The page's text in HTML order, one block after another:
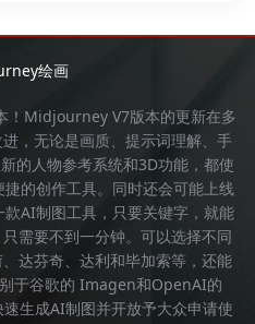
绘画
Midjourney V7版本的更新在多
，无论是画质、提示词理解、手
的人物参考系统和3D功能，都使
的创作工具。同时还会可能上线
款AI制图工具，只要关键字，就能
需要不到一分钟。可以选择不同
达芬奇、达利和毕加索等，还能
于谷歌的 Imagen和OpenAI的
速生成AI制图并开放予大众申请使